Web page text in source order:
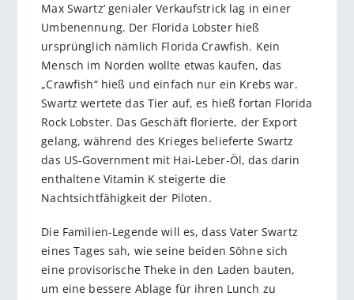
Max Swartz’ genialer Verkaufstrick lag in einer
Umbenennung. Der Florida Lobster hieß
ursprünglich nämlich Florida Crawfish. Kein
Mensch im Norden wollte etwas kaufen, das
„Crawfish“ hieß und einfach nur ein Krebs war.
Swartz wertete das Tier auf, es hieß fortan Florida
Rock Lobster. Das Geschäft florierte, der Export
gelang, während des Krieges belieferte Swartz
das US-Government mit Hai-Leber-Öl, das darin
enthaltene Vitamin K steigerte die
Nachtsichtfähigkeit der Piloten.
Die Familien-Legende will es, dass Vater Swartz
eines Tages sah, wie seine beiden Söhne sich
eine provisorische Theke in den Laden bauten,
um eine bessere Ablage für ihren Lunch zu